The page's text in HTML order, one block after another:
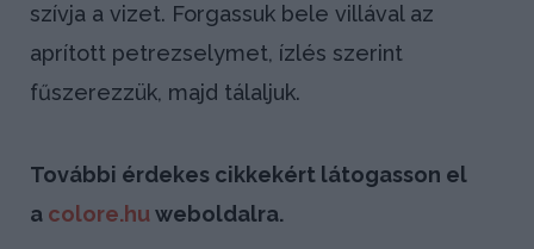
szívja a vizet. Forgassuk bele villával az
aprított petrezselymet, ízlés szerint
fűszerezzük, majd tálaljuk.
További érdekes cikkekért látogasson el
a colore.huweboldalra.